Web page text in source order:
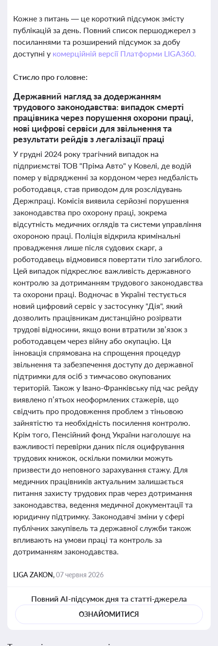
Кожне з питань — це короткий підсумок змісту
публікацій за день. Повний список першоджерел з
посиланнями та розширений підсумок за добу
доступні у комерційній версії Платформи LIGA360.
Стисло про головне:
Державний нагляд за додержанням
трудового законодавства: випадок смерті
працівника через порушення охорони праці,
нові цифрові сервіси для звільнення та
результати рейдів з легалізації праці
У грудні 2024 року трагічний випадок на
підприємстві ТОВ "Пріма Авто" у Ковелі, де водій
помер у відрядженні за кордоном через недбалість
роботодавця, став приводом для розслідувань
Держпраці. Комісія виявила серйозні порушення
законодавства про охорону праці, зокрема
відсутність медичних оглядів та системи управління
охороною праці. Поліція відкрила кримінальні
провадження лише після судових скарг, а
роботодавець відмовився повертати тіло загиблого.
Цей випадок підкреслює важливість державного
контролю за дотриманням трудового законодавства
та охорони праці. Водночас в Україні тестується
новий цифровий сервіс у застосунку "Дія", який
дозволить працівникам дистанційно розірвати
трудові відносини, якщо вони втратили зв’язок з
роботодавцем через війну або окупацію. Ця
інновація спрямована на спрощення процедур
звільнення та забезпечення доступу до державної
підтримки для осіб з тимчасово окупованих
територій. Також у Івано-Франківську під час рейду
виявлено п’ятьох неоформлених стажерів, що
свідчить про продовження проблем з тіньовою
зайнятістю та необхідність посилення контролю.
Крім того, Пенсійний фонд України наголошує на
важливості перевірки даних після оцифрування
трудових книжок, оскільки помилки можуть
призвести до неповного зарахування стажу. Для
медичних працівників актуальним залишається
питання захисту трудових прав через дотримання
законодавства, ведення медичної документації та
юридичну підтримку. Законодавчі зміни у сфері
публічних закупівель та державної служби також
впливають на умови праці та контроль за
дотриманням законодавства.
LIGA ZAKON,07 червня 2026
Повний AI-підсумок дня та статті-джерела
ОЗНАЙОМИТИСЯ